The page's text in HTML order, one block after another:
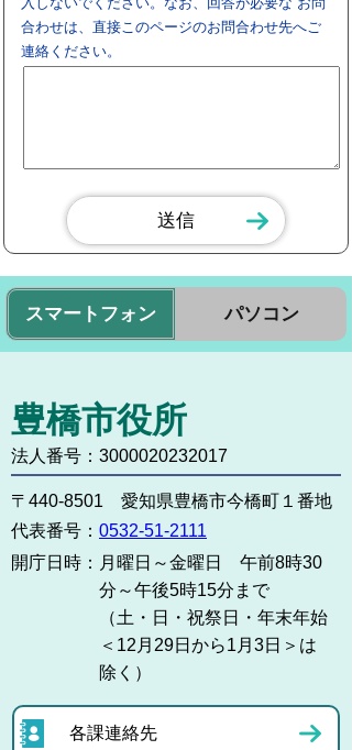
合わせは、直接このページのお問合わせ先へご
連絡ください。
スマートフォン パソコン
豊橋市役所
法人番号：3000020232017
〒440-8501 愛知県豊橋市今橋町１番地
代表番号： 0532-51-2111
開庁日時： 月曜日～金曜日 午前8時30
分～午後5時15分まで
（土・日・祝祭日・年末年始
＜12月29日から1月3日＞は
除く）
各課連絡先